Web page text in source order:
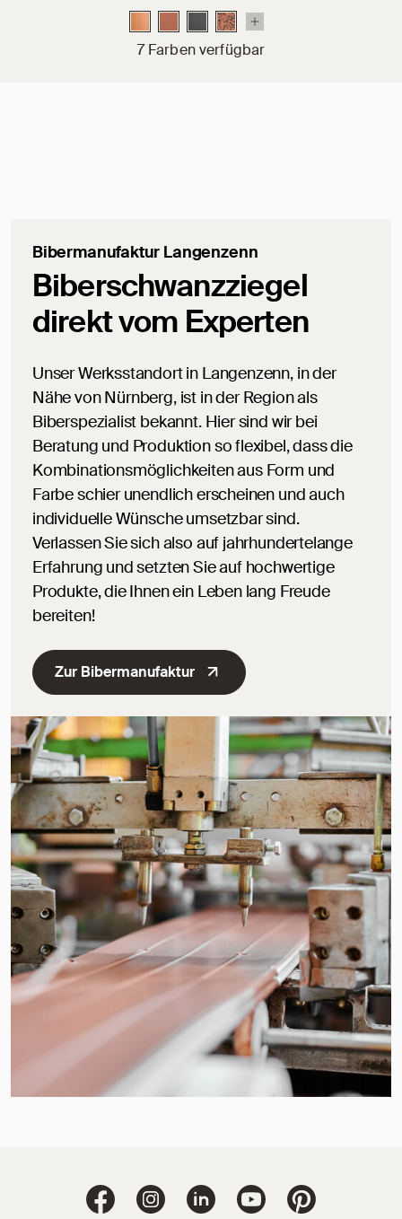
7 Farben verfügbar
Biberschwanzziegel
direkt vom Experten
Bibermanufaktur Langenzenn
Unser Werksstandort in Langenzenn, in der
Nähe von Nürnberg, ist in der Region als
Biberspezialist bekannt. Hier sind wir bei
Beratung und Produktion so flexibel, dass die
Kombinationsmöglichkeiten aus Form und
Farbe schier unendlich erscheinen und auch
individuelle Wünsche umsetzbar sind.
Verlassen Sie sich also auf jahrhundertelange
Erfahrung und setzten Sie auf hochwertige
Produkte, die Ihnen ein Leben lang Freude
bereiten!
Zur Bibermanufaktur
Jacobi Dachziegel
Jacobi Dachziegel auf Facebook
Jacobi Dachziegel auf Instagram
Jacobi Dachziegel auf
Jacobi Dachziegel
Jacobi